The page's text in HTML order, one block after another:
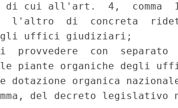
di cui all'art.  4,  comma
l'altro  di  concreta
uffici giudiziari;
provvedere  con  separato
piante organiche degli
dotazione organica
del decreto